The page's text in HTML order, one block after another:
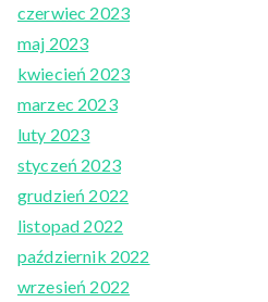
czerwiec 2023
maj 2023
kwiecień 2023
marzec 2023
luty 2023
styczeń 2023
grudzień 2022
listopad 2022
październik 2022
wrzesień 2022